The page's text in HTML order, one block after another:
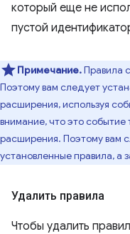
который еще не
пустой
Примечание.Правила
Поэтому вам следует
расширения, используя
внимание, что это
расширения. Поэтому вам
установленные правила, а
Удалить правила
Чтобы удалить